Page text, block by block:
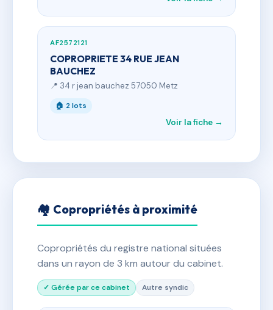
AF2572121
COPROPRIETE 34 RUE JEAN
BAUCHEZ
📍 34 r jean bauchez 57050 Metz
🏠 2 lots
Voir la fiche →
🏘 Copropriétés à proximité
Copropriétés du registre national situées
dans un rayon de 3 km autour du cabinet.
✓ Gérée par ce cabinet Autre syndic